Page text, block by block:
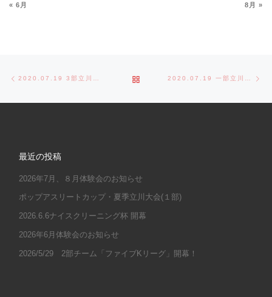
« 6月 8月 »
Post navigation
2020.07.19 3部立川大会 BACK TO POST LIST 2020.07.19 一部立川大会
最近の投稿
2026年7月、８月体験会のお知らせ
ポップアスリートカップ・夏季立川大会(１部)
2026.6.6ナイスクリーニング杯 開幕
2026年6月体験会のお知らせ
2026/5/29 2部チーム「ファイブKリーグ」開幕！